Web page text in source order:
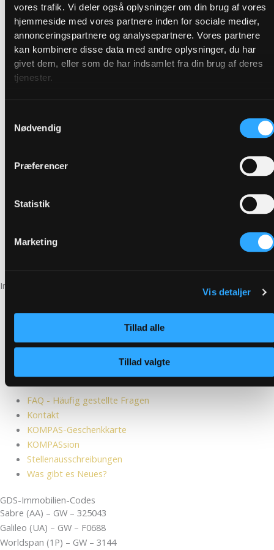
vores trafik. Vi deler også oplysninger om din brug af vores
hjemmeside med vores partnere inden for sociale medier,
annonceringspartnere og analysepartnere. Vores partnere
kan kombinere disse data med andre oplysninger, du har
givet dem, eller som de har indsamlet fra din brug af deres
tjenester.
Nødvendig
Præferencer
Statistik
Marketing
Vis detaljer
Tillad alle
Tillad valgte
Informationen
Kontakt
KOMPAS-Geschenkkarte
KOMPASsion
Stellenausschreibungen
FAQ - Häufig gestellte Fragen
Kontakt
KOMPAS-Geschenkkarte
KOMPASsion
Stellenausschreibungen
Was gibt es Neues?
GDS-Immobilien-Codes
Sabre (AA) – GW – 325043
Galileo (UA) – GW – F0688
Worldspan (1P) – GW – 3144